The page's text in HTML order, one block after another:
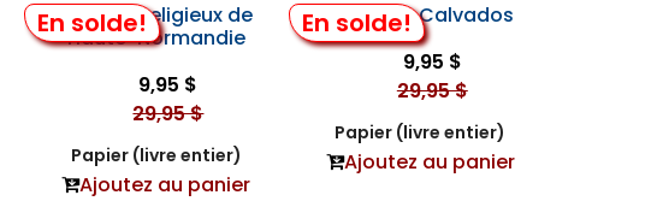
En solde!
Trésors Religieux de
Haute-Normandie
9,95 $
29,95 $
Papier (livre entier)
Ajoutez au panier
En solde!
J'Aime le Calvados
9,95 $
29,95 $
Papier (livre entier)
Ajoutez au panier